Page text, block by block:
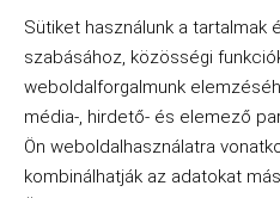
Sütiket használunk a tartalmak
szabásához, közösségi
weboldalforgalmunk
média-, hirdető- és elemező
Ön weboldalhasználatra
kombinálhatják az adatokat